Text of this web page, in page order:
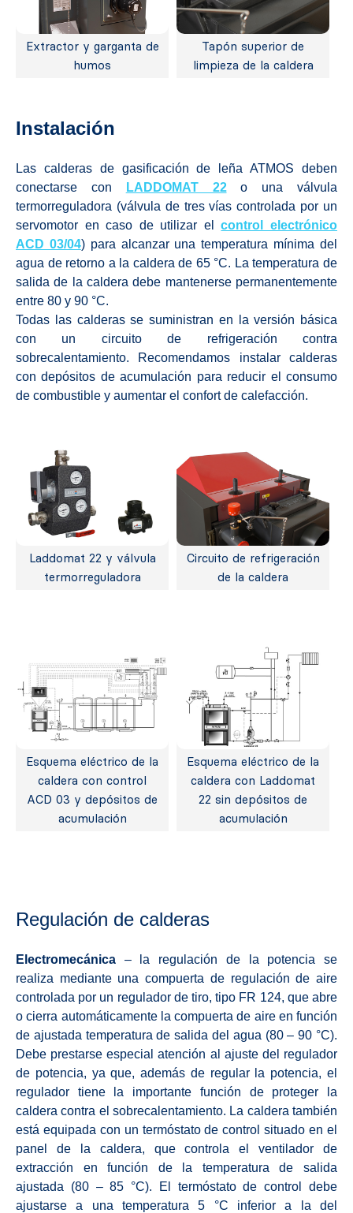
Extractor y garganta de
humos
Tapón superior de
limpieza de la caldera
Instalación
Las calderas de gasificación de leña ATMOS deben
conectarse con
LADDOMAT 22o una válvula
termorreguladora (válvula de tres vías controlada por un
servomotor en caso de utilizar elcontrol electrónico
ACD 03/04) para alcanzar una temperatura mínima del
agua de retorno a la caldera de 65 °C. La temperatura de
salida de la caldera debe mantenerse permanentemente
entre 80 y 90 °C.
Todas las calderas se suministran en la versión básica
con un circuito de refrigeración contra
sobrecalentamiento. Recomendamos instalar calderas
con depósitos de acumulación para reducir el consumo
de combustible y aumentar el confort de calefacción.
Laddomat 22 y válvula
termorreguladora
Circuito de refrigeración
de la caldera
Esquema eléctrico de la
caldera con control
ACD 03 y depósitos de
acumulación
Esquema eléctrico de la
caldera con Laddomat
22 sin depósitos de
acumulación
Regulación de calderas
Electromecánica – la regulación de la potencia se
realiza mediante una compuerta de regulación de aire
controlada por un regulador de tiro, tipo FR 124, que abre
o cierra automáticamente la compuerta de aire en función
de ajustada temperatura de salida del agua (80 – 90 °C).
Debe prestarse especial atención al ajuste del regulador
de potencia, ya que, además de regular la potencia, el
regulador tiene la importante función de proteger la
caldera contra el sobrecalentamiento. La caldera también
está equipada con un termóstato de control situado en el
panel de la caldera, que controla el ventilador de
extracción en función de la temperatura de salida
ajustada (80 – 85 °C). El termóstato de control debe
ajustarse a una temperatura 5 °C inferior a la del